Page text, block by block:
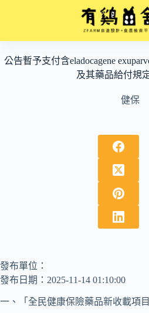
內公告暫予支付含eladocagene
及其藥品給付規
健保
發布單位：
發布日期：2025-11-14 01:10:00
一、「全民健康保險藥品新收載項